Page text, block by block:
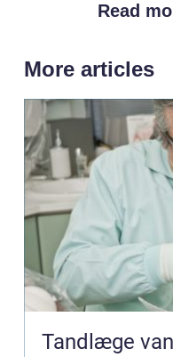
Read
More articles
Tandlæge vanløse